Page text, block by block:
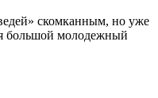
скомканным, но уже
большой молодежный